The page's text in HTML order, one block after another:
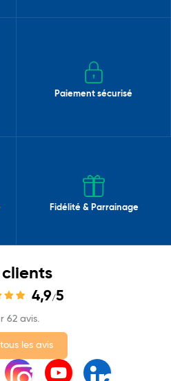
Paiement sécurisé
Fidélité & Parrainage
4,9/5
62 avis.
les avis